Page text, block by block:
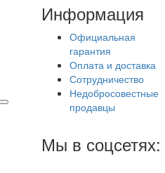
Информация
Официальная
гарантия
Оплата и доставка
Сотрудничество
Недобросовестные
продавцы
Мы в соцсетях: